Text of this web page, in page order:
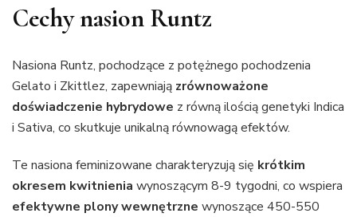
Cechy nasion Runtz
Nasiona Runtz, pochodzące z potężnego pochodzenia
Gelato i Zkittlez, zapewniają zrównoważone
doświadczenie hybrydowe z równą ilością genetyki Indica
i Sativa, co skutkuje unikalną równowagą efektów.
Te nasiona feminizowane charakteryzują się krótkim
okresem kwitnienia wynoszącym 8-9 tygodni, co wspiera
efektywne plony wewnętrzne wynoszące 450-550